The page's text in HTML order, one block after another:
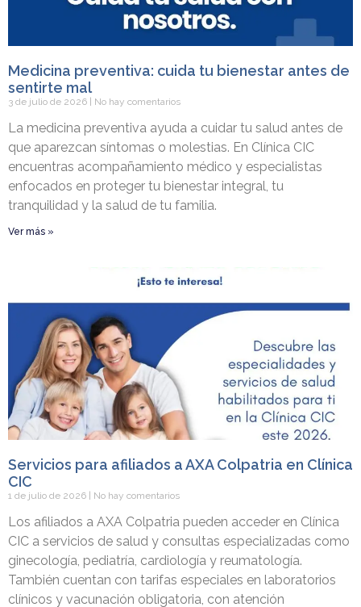
Medicina preventiva: cuida tu bienestar antes de
sentirte mal
3 de julio de 2026 No hay comentarios
La medicina preventiva ayuda a cuidar tu salud antes de
que aparezcan síntomas o molestias. En Clínica CIC
encuentras acompañamiento médico y especialistas
enfocados en proteger tu bienestar integral, tu
tranquilidad y la salud de tu familia.
Ver más »
Servicios para afiliados a AXA Colpatria en Clínica
CIC
1 de julio de 2026 No hay comentarios
Los afiliados a AXA Colpatria pueden acceder en Clínica
CIC a servicios de salud y consultas especializadas como
ginecología, pediatría, cardiología y reumatología.
También cuentan con tarifas especiales en laboratorios
clínicos y vacunación obligatoria, con atención